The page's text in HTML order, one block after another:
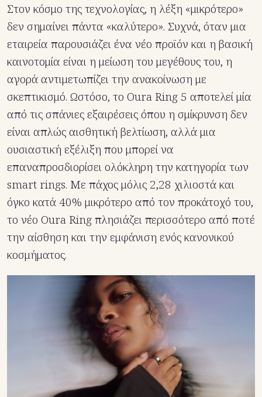
Στον κόσμο της τεχνολογίας, η λέξη «μικρότερο»
δεν σημαίνει πάντα «καλύτερο». Συχνά, όταν μια
εταιρεία παρουσιάζει ένα νέο προϊόν και η βασική
καινοτομία είναι η μείωση του μεγέθους του, η
αγορά αντιμετωπίζει την ανακοίνωση με
σκεπτικισμό. Ωστόσο, το Oura Ring 5 αποτελεί μία
από τις σπάνιες εξαιρέσεις όπου η σμίκρυνση δεν
είναι απλώς αισθητική βελτίωση, αλλά μια
ουσιαστική εξέλιξη που μπορεί να
επαναπροσδιορίσει ολόκληρη την κατηγορία των
smart rings. Με πάχος μόλις 2,28 χιλιοστά και
όγκο κατά 40% μικρότερο από τον προκάτοχό του,
το νέο Oura Ring πλησιάζει περισσότερο από ποτέ
την αίσθηση και την εμφάνιση ενός κανονικού
κοσμήματος.